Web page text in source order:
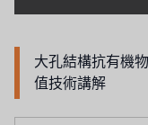
大孔結構抗有機
值技術講解